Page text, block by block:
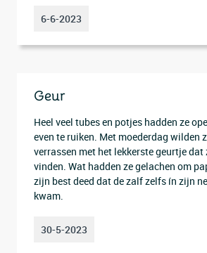
6-6-2023
Geur
Heel veel tubes en potjes hadden ze
even te ruiken. Met moederdag wilden
verrassen met het lekkerste geurtje dat
vinden. Wat hadden ze gelachen om
zijn best deed dat de zalf zelfs ín zijn
kwam.
30-5-2023